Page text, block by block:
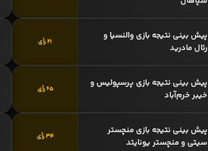
پیش بینی نتیجه بازی والنسیا و
رئال مادرید
21 رأی
پیش بینی نتیجه بازی پرسپولیس و
خیبر خرم‌آباد
65 رأی
پیش بینی نتیجه بازی منچستر
سیتی و منچستر یونایتد
34 رأی